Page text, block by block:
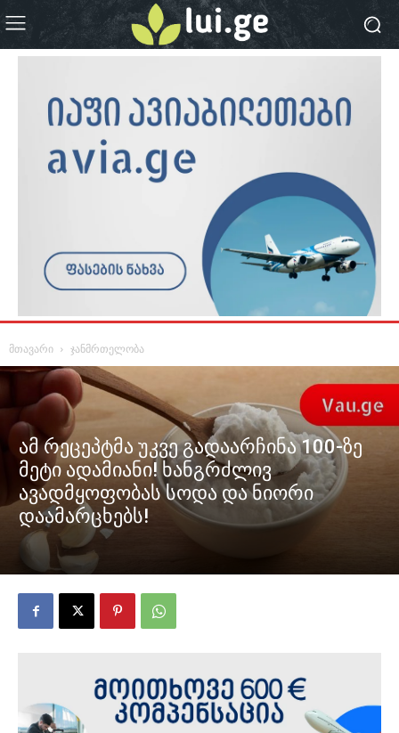
მთავარი ჯანმრთელობა
ამ რეცეპტმა უკვე გადაარჩინა 100-ზე
მეტი ადამიანი! ხანგრძლივ
ავადმყოფობას სოდა და ნიორი
დაამარცხებს!